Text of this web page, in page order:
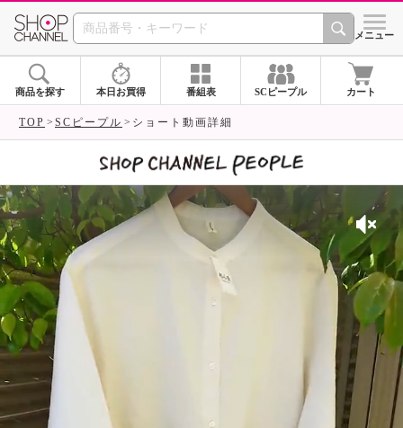
SHOP CHANNEL シメニュー
商品を探す 本日お買得 番組表 SCピープル カート
TOP SCピープル ショート動画詳細